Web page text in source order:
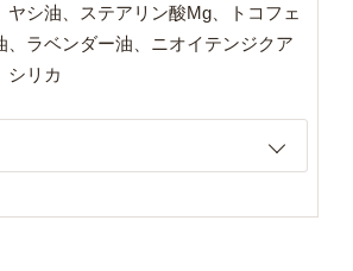
ヤシ油、ステアリン酸Mg、トコフェ
、ラベンダー油、ニオイテンジクア
シリカ